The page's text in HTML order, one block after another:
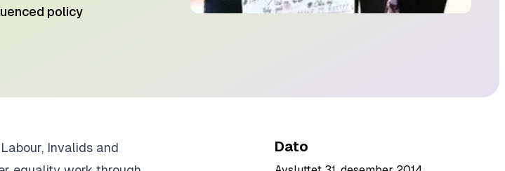
policy
Invalids and
Dato